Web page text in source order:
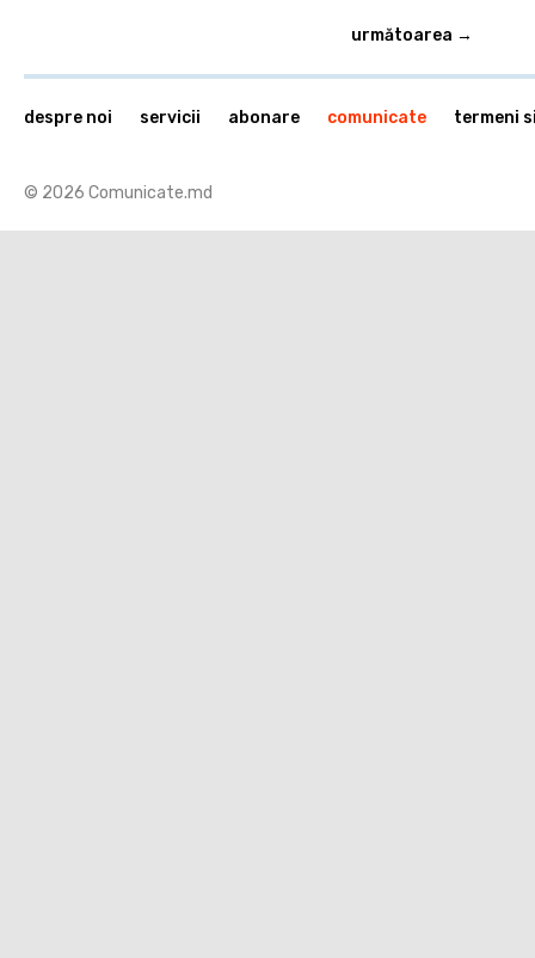
următoarea →
© 2026 Comunicate.md
despre noi servicii abonare comunicate termeni